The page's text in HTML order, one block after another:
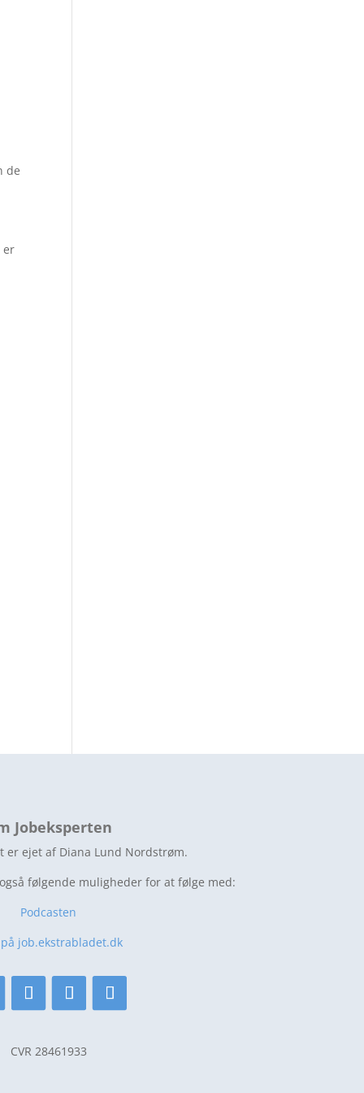
de
er
Jobeksperten
er ejet af Diana Lund Nordstrøm.
følgende muligheder for at følge med:
Podcasten
job.ekstrabladet.dk
CVR 28461933